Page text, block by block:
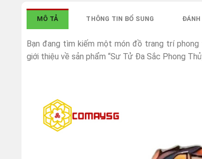
MÔ TẢ THÔNG TIN BỔ SUNG ĐÁNH
Bạn đang tìm kiếm một món đồ trang trí
giới thiệu về sản phẩm “Sư Tử Đa Sắc Phong